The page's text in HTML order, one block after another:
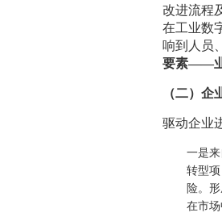
改进流程
在工业数
响到人员
要素——业
（二）
驱动企业
一是
转型
险。
在市场